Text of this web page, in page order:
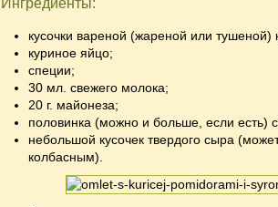
Ингредиенты:
кусочки вареной (жареной или тушеной)
куриное яйцо;
специи;
30 мл. свежего молока;
20 г. майонеза;
половинка (можно и больше, если есть)
небольшой кусочек твердого сыра
колбасным).